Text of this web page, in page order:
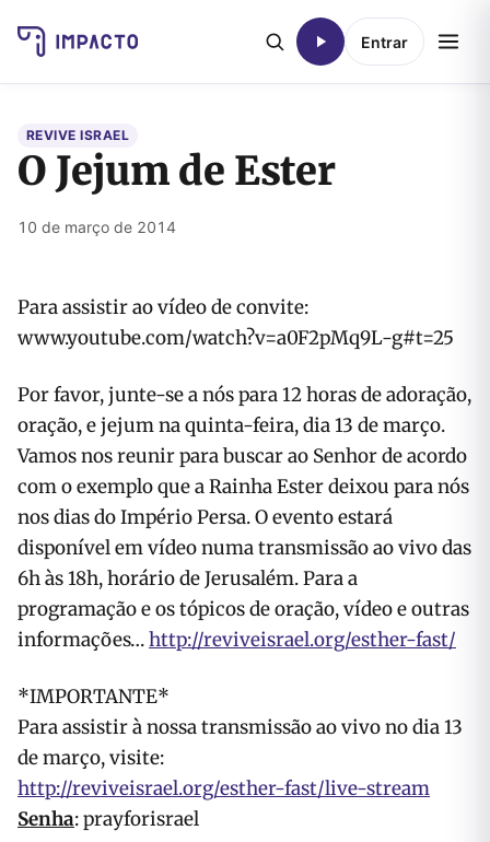
Entrar
REVIVE ISRAEL
O Jejum de Ester
10 de março de 2014
Para assistir ao vídeo de convite:
www.youtube.com/watch?v=a0F2pMq9L-g#t=25
Por favor, junte-se a nós para 12 horas de adoração,
oração, e jejum na quinta-feira, dia 13 de março.
Vamos nos reunir para buscar ao Senhor de acordo
com o exemplo que a Rainha Ester deixou para nós
nos dias do Império Persa. O evento estará
disponível em vídeo numa transmissão ao vivo das
6h às 18h, horário de Jerusalém. Para a
programação e os tópicos de oração, vídeo e outras
informações…http://reviveisrael.org/esther-fast/
*IMPORTANTE*
Para assistir à nossa transmissão ao vivo no dia 13
de março, visite:
http://reviveisrael.org/esther-fast/live-stream
Senha: prayforisrael